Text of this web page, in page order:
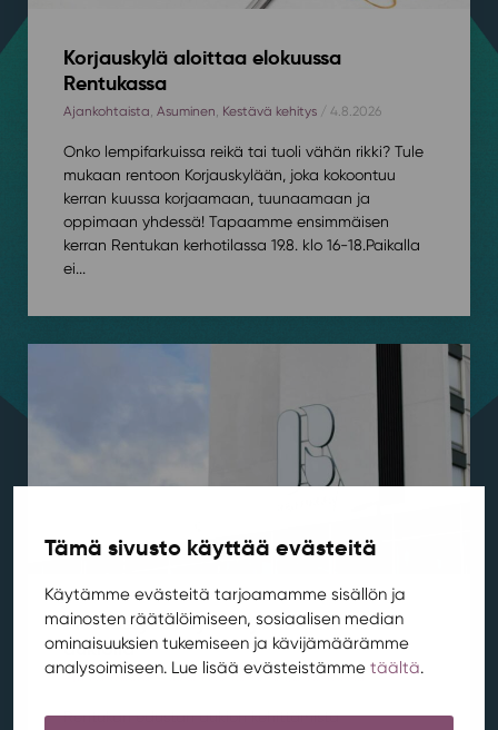
Tämä sivusto käyttää evästeitä
Käytämme evästeitä tarjoamamme sisällön ja
mainosten räätälöimiseen, sosiaalisen median
ominaisuuksien tukemiseen ja kävijämäärämme
analysoimiseen. Lue lisää evästeistämme täältä.
Korjauskylä aloittaa elokuussa
Rentukassa
Ajankohtaista, Asuminen, Kestävä kehitys/ 4.8.2026
Onko lempifarkuissa reikä tai tuoli vähän rikki? Tule
mukaan rentoon Korjauskylään, joka kokoontuu
kerran kuussa korjaamaan, tuunaamaan ja
oppimaan yhdessä! Tapaamme ensimmäisen
kerran Rentukan kerhotilassa 19.8. klo 16-18.⁠⁠Paikalla
ei...
Muutostyöt käynnistyvät Rentukan
aukiolla
Ajankohtaista,Aluekehitys,Kortepohja,Rentukka/ 21.7.2026
Rentukan edustan aukion kehittämistä